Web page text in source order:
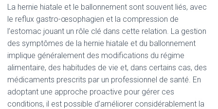
La hernie hiatale et le ballonnement sont souvent liés, avec
le reflux gastro-œsophagien et la compression de
l’estomac jouant un rôle clé dans cette relation. La gestion
des symptômes de la hernie hiatale et du ballonnement
implique généralement des modifications du régime
alimentaire, des habitudes de vie et, dans certains cas, des
médicaments prescrits par un professionnel de santé. En
adoptant une approche proactive pour gérer ces
conditions, il est possible d’améliorer considérablement la